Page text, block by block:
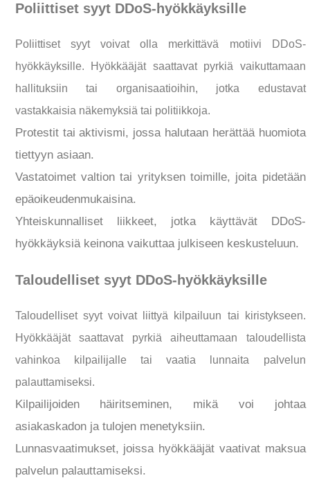
Poliittiset syyt DDoS-hyökkäyksille
Poliittiset syyt voivat olla merkittävä motiivi DDoS-
hyökkäyksille. Hyökkääjät saattavat pyrkiä vaikuttamaan
hallituksiin tai organisaatioihin, jotka edustavat
vastakkaisia näkemyksiä tai politiikkoja.
Protestit tai aktivismi, jossa halutaan herättää huomiota
tiettyyn asiaan.
Vastatoimet valtion tai yrityksen toimille, joita pidetään
epäoikeudenmukaisina.
Yhteiskunnalliset liikkeet, jotka käyttävät DDoS-
hyökkäyksiä keinona vaikuttaa julkiseen keskusteluun.
Taloudelliset syyt DDoS-hyökkäyksille
Taloudelliset syyt voivat liittyä kilpailuun tai kiristykseen.
Hyökkääjät saattavat pyrkiä aiheuttamaan taloudellista
vahinkoa kilpailijalle tai vaatia lunnaita palvelun
palauttamiseksi.
Kilpailijoiden häiritseminen, mikä voi johtaa
asiakaskadon ja tulojen menetyksiin.
Lunnasvaatimukset, joissa hyökkääjät vaativat maksua
palvelun palauttamiseksi.